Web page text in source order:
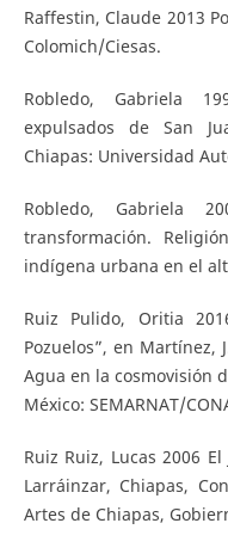
Raffestin, Claude 2013
Colomich/Ciesas.
Robledo, Gabriela
expulsados de San
Chiapas: Universidad
Robledo, Gabriela
transformación.
indígena urbana en el
Ruiz Pulido, Oritia
Pozuelos”, en Martínez,
Agua en la cosmovisión
México: SEMARNAT/
Ruiz Ruiz, Lucas 2006
Larráinzar, Chiapas,
Artes de Chiapas,